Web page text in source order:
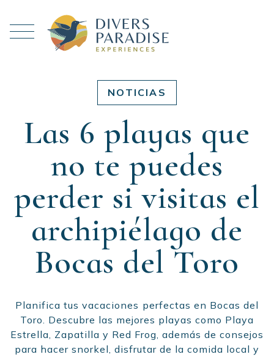
NOTICIAS
Las 6 playas que
no te puedes
perder si visitas el
archipiélago de
Bocas del Toro
Planifica tus vacaciones perfectas en Bocas del
Toro. Descubre las mejores playas como Playa
Estrella, Zapatilla y Red Frog, además de consejos
para hacer snorkel, disfrutar de la comida local y